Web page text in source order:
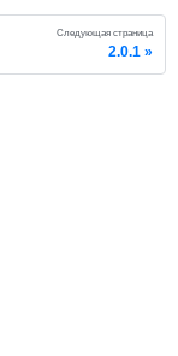
Следующая страница
2.0.1